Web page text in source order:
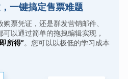
一键搞定售票难题
票凭证，还是群发营销邮件、
以通过简单的拖拽编辑实现，
所得”。您可以以极低的学习成本